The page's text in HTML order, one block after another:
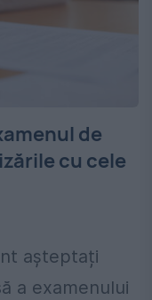
de
cu cele
așteptați
a examenului